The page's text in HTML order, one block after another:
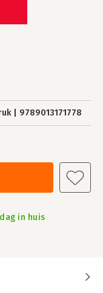
9789013171778
in huis